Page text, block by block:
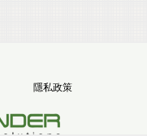
隱私政策